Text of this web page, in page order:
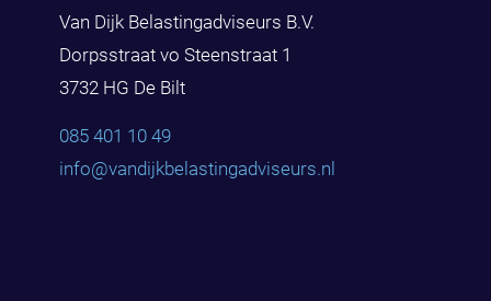
Van Dijk Belastingadviseurs B.V.
Dorpsstraat vo Steenstraat 1
3732 HG De Bilt
085 401 10 49
info@vandijkbelastingadviseurs.nl